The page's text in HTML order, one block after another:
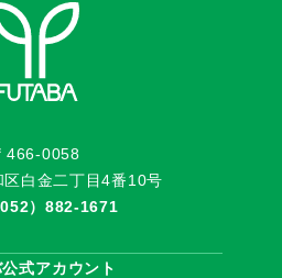
466-0058
区白金二丁目4番10号
052）882-1671
式アカウント